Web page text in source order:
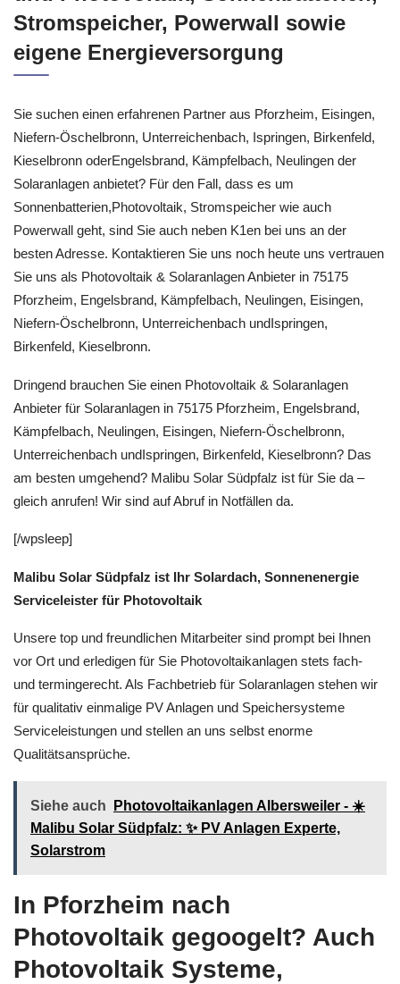
Stromspeicher, Powerwall sowie
eigene Energieversorgung
Sie suchen einen erfahrenen Partner aus Pforzheim, Eisingen,
Niefern-Öschelbronn, Unterreichenbach, Ispringen, Birkenfeld,
Kieselbronn oderEngelsbrand, Kämpfelbach, Neulingen der
Solaranlagen anbietet? Für den Fall, dass es um
Sonnenbatterien,Photovoltaik, Stromspeicher wie auch
Powerwall geht, sind Sie auch neben K1en bei uns an der
besten Adresse. Kontaktieren Sie uns noch heute uns vertrauen
Sie uns als Photovoltaik & Solaranlagen Anbieter in 75175
Pforzheim, Engelsbrand, Kämpfelbach, Neulingen, Eisingen,
Niefern-Öschelbronn, Unterreichenbach undIspringen,
Birkenfeld, Kieselbronn.
Dringend brauchen Sie einen Photovoltaik & Solaranlagen
Anbieter für Solaranlagen in 75175 Pforzheim, Engelsbrand,
Kämpfelbach, Neulingen, Eisingen, Niefern-Öschelbronn,
Unterreichenbach undIspringen, Birkenfeld, Kieselbronn? Das
am besten umgehend? Malibu Solar Südpfalz ist für Sie da –
gleich anrufen! Wir sind auf Abruf in Notfällen da.
[/wpsleep]
Malibu Solar Südpfalz ist Ihr Solardach, Sonnenenergie
Serviceleister für Photovoltaik
Unsere top und freundlichen Mitarbeiter sind prompt bei Ihnen
vor Ort und erledigen für Sie Photovoltaikanlagen stets fach-
und termingerecht. Als Fachbetrieb für Solaranlagen stehen wir
für qualitativ einmalige PV Anlagen und Speichersysteme
Serviceleistungen und stellen an uns selbst enorme
Qualitätsansprüche.
Siehe auch
Photovoltaikanlagen Albersweiler - ☀️
Malibu Solar Südpfalz: ✨ PV Anlagen Experte,
Solarstrom
In Pforzheim nach
Photovoltaik gegoogelt? Auch
Photovoltaik Systeme,